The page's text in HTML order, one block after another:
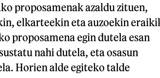
proposamenak azaldu zituen,
elkarteekin eta auzoekin
proposamena egin dutela esan
nahi dutela, eta osasun
Horien alde egiteko talde